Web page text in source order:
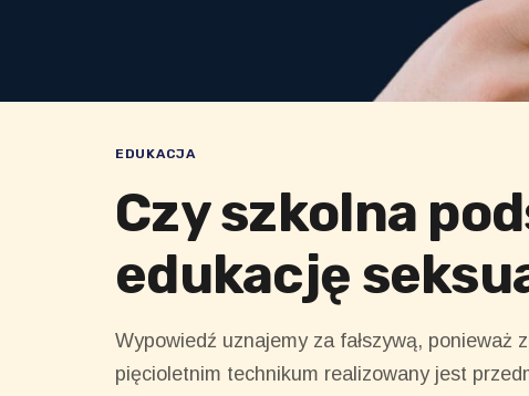
EDUKACJA
Czy szkolna
edukację
Wypowiedź uznajemy za fałszywą, ponieważ
pięcioletnim technikum realizowany jest